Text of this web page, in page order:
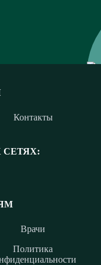
Контакты
Врачи
Политика